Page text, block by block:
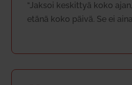
“Jaksoi kes­kittyä koko
etänä koko päivä. Se ei